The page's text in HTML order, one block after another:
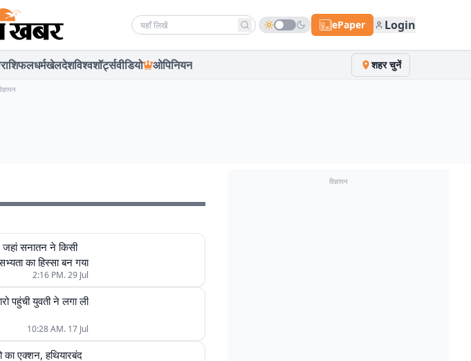
Search news ePaper Login
राशिफलधर्मखेलदेशविश्वशॉर्ट्सवीडियो ओपिनियन शहर चुनें
जहां सनातन ने किसी
का हिस्सा बन गया
2:16 PM. 29 Jul
पहुंची युवती ने लगा ली
10:28 AM. 17 Jul
एक्शन, हथियारबंद
विज्ञापन